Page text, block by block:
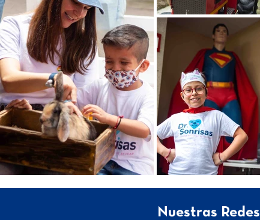
Nuestras Redes